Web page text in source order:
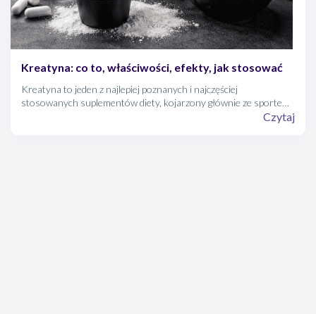
Kreatyna: co to, właściwości, efekty, jak stosować
Kreatyna to jeden z najlepiej poznanych i najczęściej
stosowanych suplementów diety, kojarzony głównie ze sportem i
budowaniem siły. Czym dokładnie jest, jak działa na organizm iCzytaj